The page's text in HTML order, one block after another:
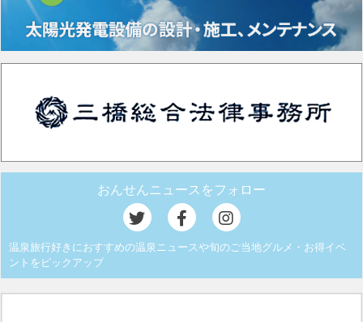
おんせんニュースをフォロー
温泉旅行好きにおすすめの温泉ニュースや旬のご当地グルメ・お得イベ
ントをピックアップ